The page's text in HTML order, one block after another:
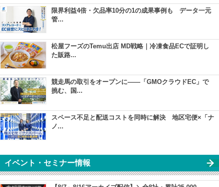
限界利益4倍・欠品率10分の1の成果事例も データ一元
管...
松屋フーズのTemu出店 MD戦略｜冷凍食品ECで証明し
た販路...
競走馬の取引をオープンに――「GMOクラウドEC」で
挑む、国...
スペース不足と配送コストを同時に解決 地区宅便×「ナ
ノ...
イベント・セミナー情報